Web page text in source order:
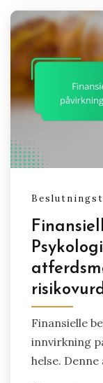
Finansielle
innvirkning
helse.